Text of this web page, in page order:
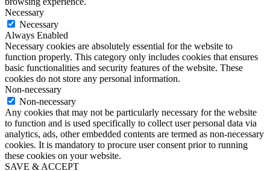
Necessary
Necessary
Always Enabled
Necessary cookies are absolutely essential for the website to
function properly. This category only includes cookies that ensures
basic functionalities and security features of the website. These
cookies do not store any personal information.
Non-necessary
Non-necessary
Any cookies that may not be particularly necessary for the website
to function and is used specifically to collect user personal data via
analytics, ads, other embedded contents are termed as non-necessary
cookies. It is mandatory to procure user consent prior to running
these cookies on your website.
SAVE & ACCEPT